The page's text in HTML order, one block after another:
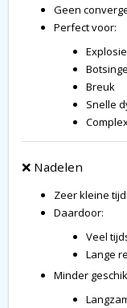
Geen
Perfect voor:
Breuk
Snelle
❌ Nadelen
Zeer kleine
Daardoor:
Veel
Lange
Minder